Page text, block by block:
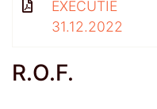
EXECUTIE
31.12.2022
R.O.F.